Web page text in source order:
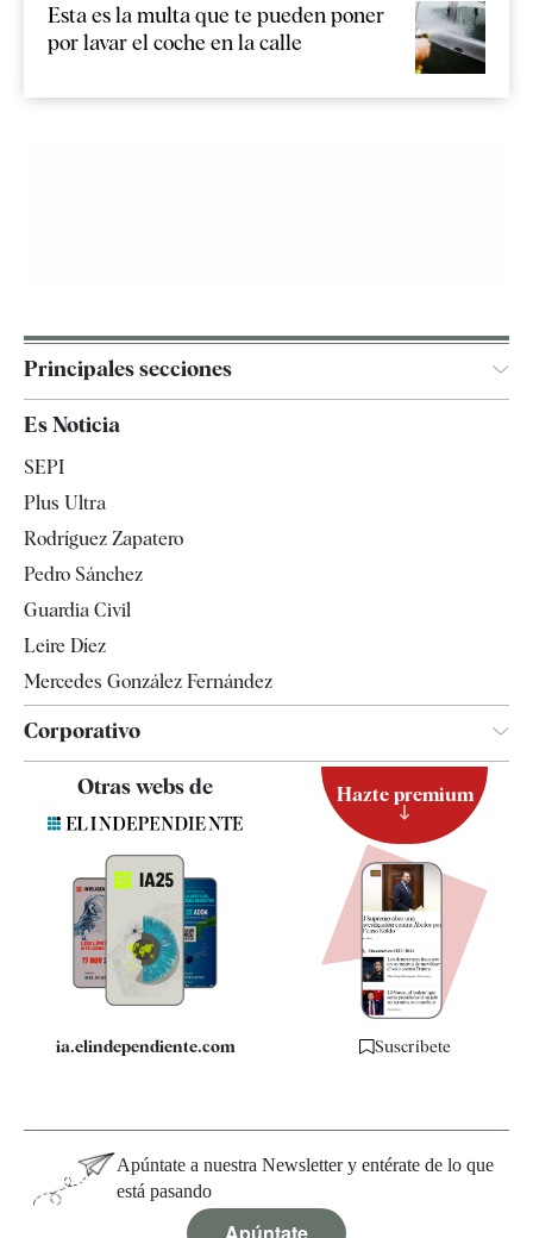
Esta es la multa que te pueden poner
por lavar el coche en la calle
Principales secciones
España
Televisión
Es Noticia
SEPI
Plus Ultra
Rodríguez Zapatero
Pedro Sánchez
Guardia Civil
Leire Díez
Mercedes González Fernández
Corporativo
Contacto
Quiénes somos
Especificaciones
Otras webs de
ia.elindependiente.com
Hazte premium
Suscríbete
Apúntate a nuestra Newsletter y entérate de lo que
está pasando